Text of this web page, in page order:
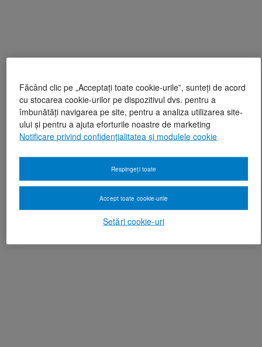
Făcând clic pe „Acceptați toate cookie-urile”, sunteți de acord
cu stocarea cookie-urilor pe dispozitivul dvs. pentru a
îmbunătăți navigarea pe site, pentru a analiza utilizarea site-
ului și pentru a ajuta eforturile noastre de marketing
Notificare privind confidențialitatea și modulele cookie
Setări cookie-uri
Respingeți toate
Accept toate cookie-urile